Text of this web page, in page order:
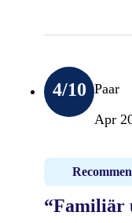
4/10 Paar
Apr
“Familiär